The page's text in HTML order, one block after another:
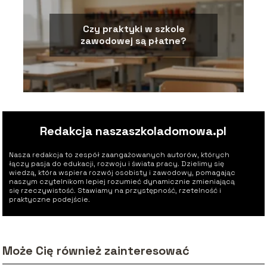
Czy praktyki w szkole
zawodowej są płatne?
Redakcja naszaszkoladomowa.pl
Nasza redakcja to zespół zaangażowanych autorów, których
łączy pasja do edukacji, rozwoju i świata pracy. Dzielimy się
wiedzą, która wspiera rozwój osobisty i zawodowy, pomagając
naszym czytelnikom lepiej rozumieć dynamicznie zmieniającą
się rzeczywistość. Stawiamy na przystępność, rzetelność i
praktyczne podejście.
Może Cię również zainteresować